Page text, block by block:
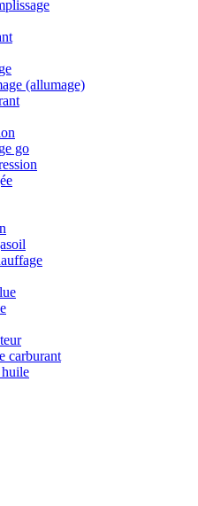
(allumage)
go
carburant